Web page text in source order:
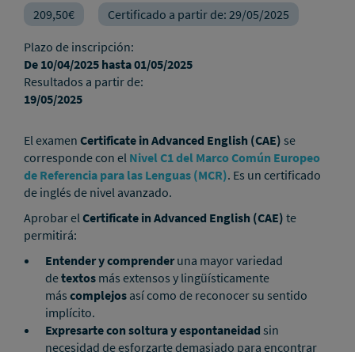
209,50€ Certificado a partir de: 29/05/2025
Plazo de inscripción:
De 10/04/2025 hasta01/05/2025
Resultados a partir de:
19/05/2025
El examen Certificate in Advanced English (CAE) se
corresponde con el Nivel C1 del Marco Común Europeo
de Referencia para las Lenguas (MCR). Es un certificado
de inglés de nivel avanzado.
Aprobar el Certificate in Advanced English (CAE) te
permitirá:
Entender y comprenderuna mayor variedad
detextos más extensos y lingüísticamente
más complejos así como de reconocer su sentido
implícito.
Expresarte con soltura y espontaneidad sin
necesidad de esforzarte demasiado para encontrar